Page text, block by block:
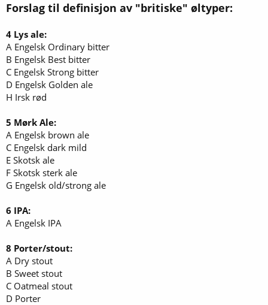
:
Forslag til definisjon av "britiske" øltyper:
4 Lys ale:
A Engelsk Ordinary bitter
B Engelsk Best bitter
C Engelsk Strong bitter
D Engelsk Golden ale
H Irsk rød
5 Mørk Ale:
A Engelsk brown ale
C Engelsk dark mild
E Skotsk ale
F Skotsk sterk ale
G Engelsk old/strong ale
6 IPA:
A Engelsk IPA
8 Porter/stout:
A Dry stout
B Sweet stout
C Oatmeal stout
D Porter